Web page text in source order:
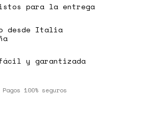
para la entrega
desde Italia
y garantizada
Pagos 100% seguros